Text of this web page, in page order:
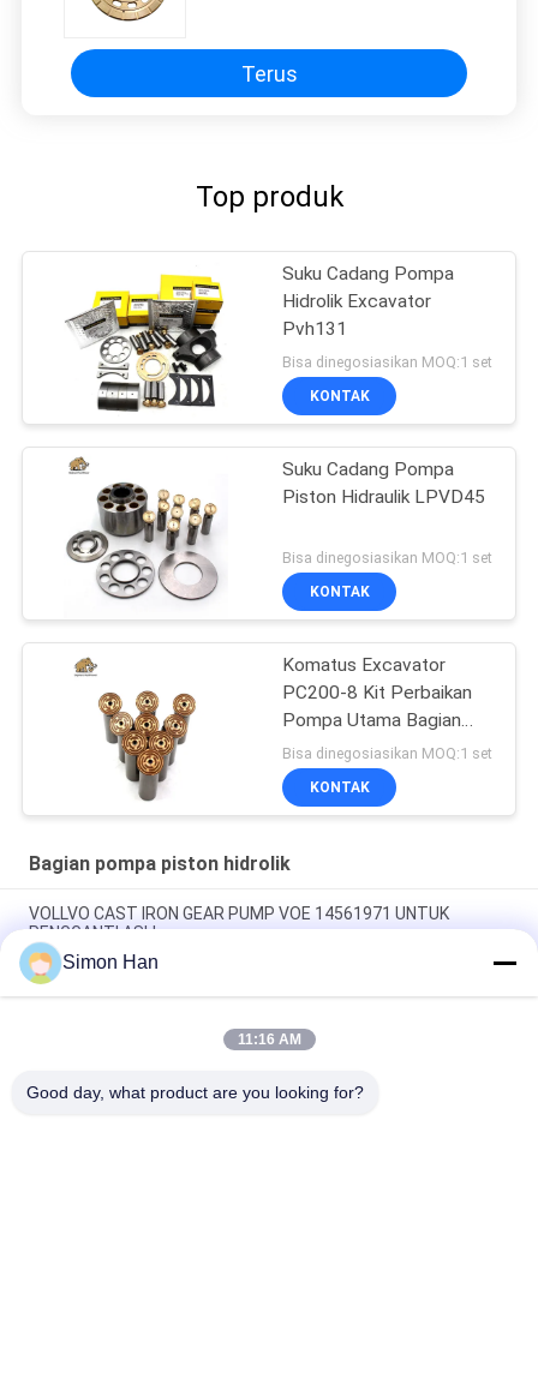
Terus
Top produk
Suku Cadang Pompa
Hidrolik Excavator
Pvh131
Bisa dinegosiasikan MOQ:1 set
KONTAK
Suku Cadang Pompa
Piston Hidraulik LPVD45
Bisa dinegosiasikan MOQ:1 set
KONTAK
Komatus Excavator
PC200-8 Kit Perbaikan
Pompa Utama Bagian
Pompa Hidraulik Pompa
Piston Layanan
Perbaikan Pemeliharaan
Bisa dinegosiasikan MOQ:1 set
KONTAK
Bagian pompa piston hidrolik
VOLLVO CAST IRON GEAR PUMP VOE 14561971 UNTUK
PENGGANTI ASLI
VOLLVO CAST IRON GEAR PUMP VOE 14537295 UNTUK
PENGGANTI ASLI
VOLLVO CAST IRON GEAR PUMP VOE 14782798 UNTUK
Simon Han
11:16 AM
Good day, what product are you looking for?